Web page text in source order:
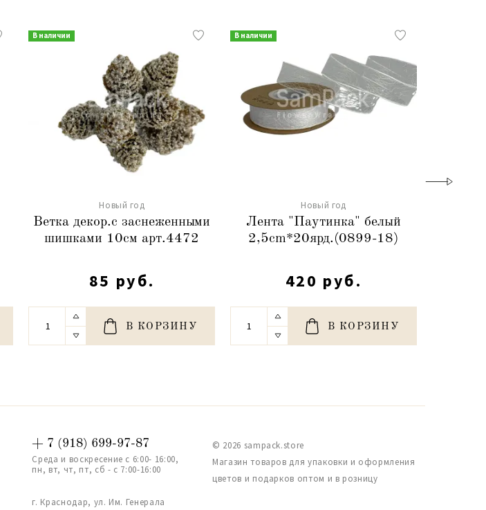
В наличии
Новый год
Ветка декор.с заснеженными
шишками 10см арт.4472
85 руб.
В КОРЗИНУ
В наличии
Новый год
Лента "Паутинка" белый
2,5cm*20ярд.(0899-18)
420 руб.
В КОРЗИНУ
+ 7 (918) 699-97-87
Среда и воскресение с 6:00- 16:00,
пн, вт, чт, пт, сб - с 7:00-16:00
г. Краснодар, ул. Им. Генерала
© 2026 sampack.store
Магазин товаров для упаковки и оформления
цветов и подарков оптом и в розницу